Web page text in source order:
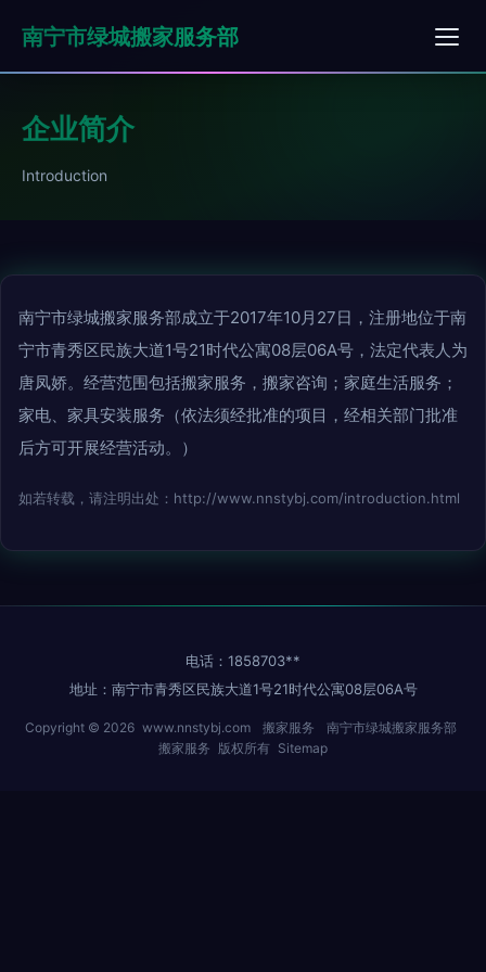
南宁市绿城搬家服务部
企业简介
Introduction
南宁市绿城搬家服务部成立于2017年10月27日，注册地位于南
宁市青秀区民族大道1号21时代公寓08层06A号，法定代表人为
唐凤娇。经营范围包括搬家服务，搬家咨询；家庭生活服务；
家电、家具安装服务（依法须经批准的项目，经相关部门批准
后方可开展经营活动。）
如若转载，请注明出处：http://www.nnstybj.com/introduction.html
电话：1858703**
地址：南宁市青秀区民族大道1号21时代公寓08层06A号
Copyright © 2026 www.nnstybj.com 搬家服务
南宁市绿城搬家服务部
搬家服务 版权所有 Sitemap